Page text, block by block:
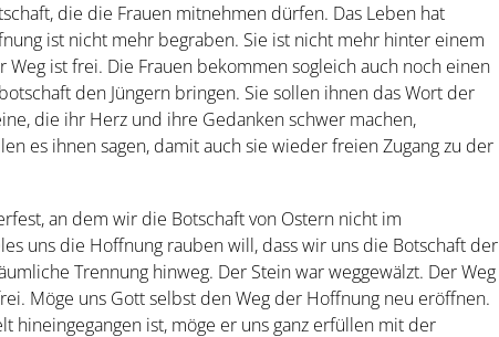
die die Frauen mitnehmen dürfen. Das Leben hat
ist nicht mehr begraben. Sie ist nicht mehr hinter einem
Weg ist frei. Die Frauen bekommen sogleich auch noch einen
den Jüngern bringen. Sie sollen ihnen das Wort der
die ihr Herz und ihre Gedanken schwer machen,
es ihnen sagen, damit auch sie wieder freien Zugang zu der
an dem wir die Botschaft von Ostern nicht im
uns die Hoffnung rauben will, dass wir uns die Botschaft der
Trennung hinweg. Der Stein war weggewälzt. Der Weg
Möge uns Gott selbst den Weg der Hoffnung neu eröffnen.
hineingegangen ist, möge er uns ganz erfüllen mit der